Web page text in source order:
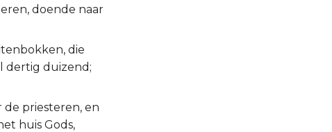
doende naar
die
dertig duizend;
priesteren, en
huis Gods,